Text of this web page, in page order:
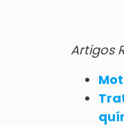
Artigos